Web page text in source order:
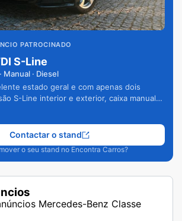
PATROCINADO
S-Line
Manual · Diesel
estado geral e com apenas dois
S-Line interior e exterior, caixa manual
o seu stand no Encontra Carros?
Contactar o stand
Mercedes-Benz Classe